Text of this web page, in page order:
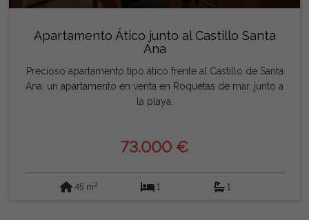
Apartamento Ático junto al Castillo Santa
Ana
Precioso apartamento tipo ático frente al Castillo de Santa
Ana, un apartamento en venta en Roquetas de mar, junto a
la playa.
73.000 €
45 m2 1 1